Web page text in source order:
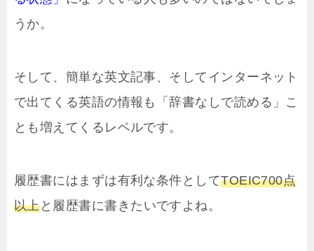
うか。
そして、簡単な英文記事、そしてインターネット
で出てくる英語の情報も「辞書なしで読める」こ
とも増えてくるレベルです。
履歴書にはまずは有利な条件としてTOEIC700点
以上と履歴書に書きたいですよね。